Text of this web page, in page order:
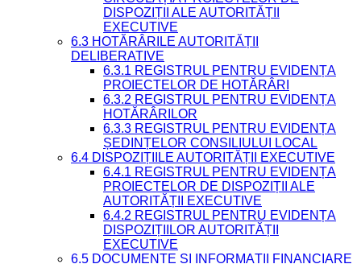
DISPOZIȚII ALE AUTORITĂȚII
EXECUTIVE
6.3 HOTĂRÂRILE AUTORITĂȚII
DELIBERATIVE
6.3.1 REGISTRUL PENTRU EVIDENȚA
PROIECTELOR DE HOTĂRÂRI
6.3.2 REGISTRUL PENTRU EVIDENȚA
HOTĂRÂRILOR
6.3.3 REGISTRUL PENTRU EVIDENȚA
ȘEDINȚELOR CONSILIULUI LOCAL
6.4 DISPOZIȚIILE AUTORITĂȚII EXECUTIVE
6.4.1 REGISTRUL PENTRU EVIDENȚA
PROIECTELOR DE DISPOZIȚII ALE
AUTORITĂȚII EXECUTIVE
6.4.2 REGISTRUL PENTRU EVIDENȚA
DISPOZIȚIILOR AUTORITĂȚII
EXECUTIVE
6.5 DOCUMENTE ȘI INFORMAȚII FINANCIARE